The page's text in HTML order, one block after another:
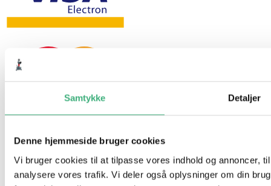
Samtykke Detaljer
Denne hjemmeside bruger cookies
Vi bruger cookies til at tilpasse vores indhold og annoncer,
analysere vores trafik. Vi deler også oplysninger om din